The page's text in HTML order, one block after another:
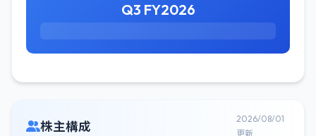
Q3 FY2026
株主構成
2026/08/01
更新